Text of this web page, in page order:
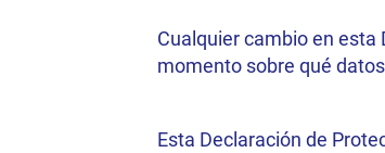
Cualquier cambio en
momento sobre qué
Esta Declaración de